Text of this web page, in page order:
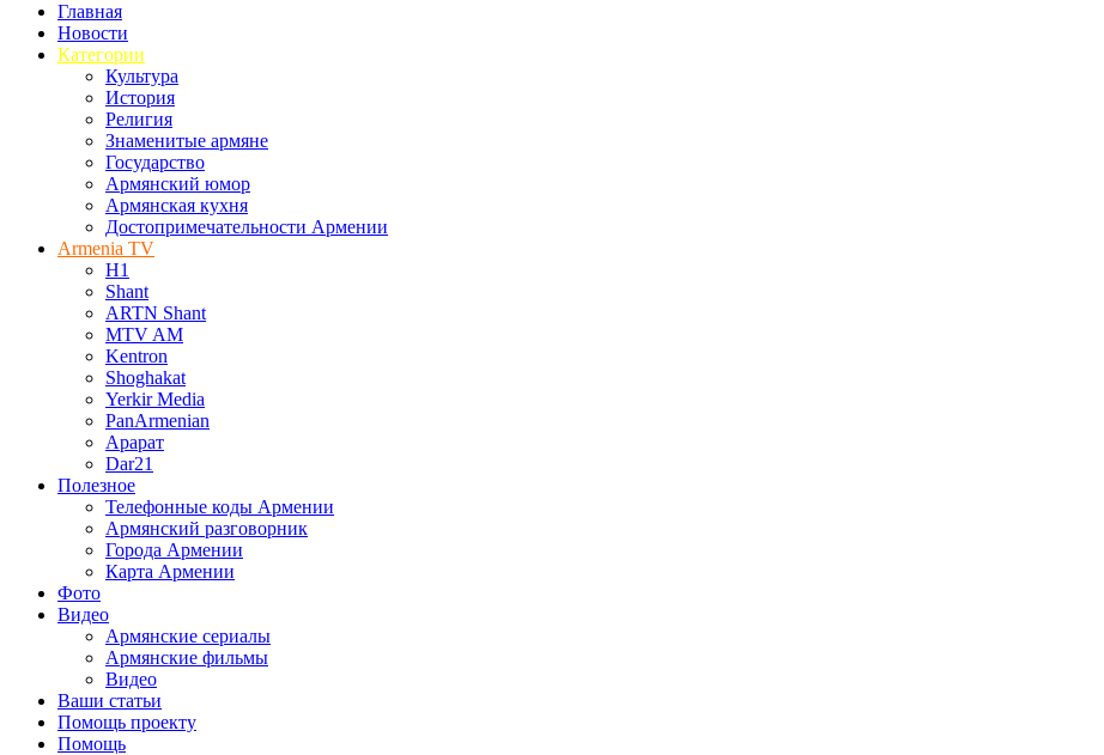
Главная
Новости
Категории
Культура
История
Религия
Знаменитые армяне
Государство
Армянский юмор
Армянская кухня
Достопримечательности Армении
Armenia TV
H1
Shant
ARTN Shant
MTV AM
Kentron
Shoghakat
Yerkir Media
PanArmenian
Арарат
Dar21
Полезное
Телефонные коды Армении
Армянский разговорник
Города Армении
Карта Армении
Фото
Видео
Армянские сериалы
Армянские фильмы
Видео
Ваши статьи
Помощь проекту
Помощь